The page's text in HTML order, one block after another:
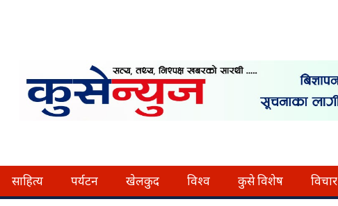
साहित्य पर्यटन खेलकुद विश्व कुसे विशेष विचार